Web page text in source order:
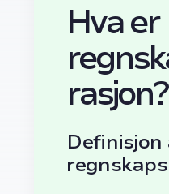
Hva er
rasjon?
Definisjon